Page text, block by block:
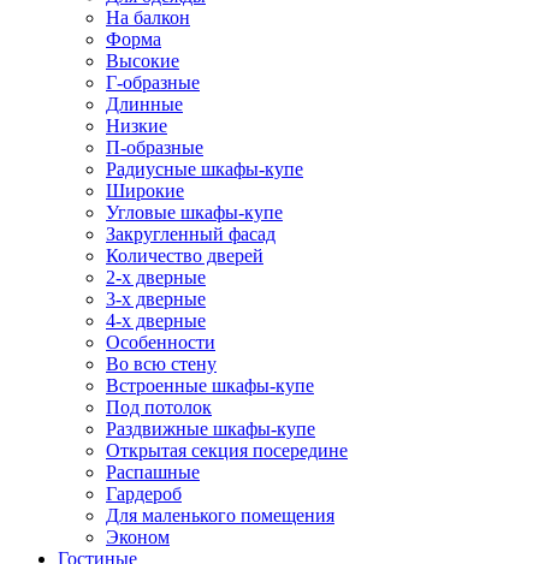
На балкон
Форма
Высокие
Г-образные
Длинные
Низкие
П-образные
Радиусные шкафы-купе
Широкие
Угловые шкафы-купе
Закругленный фасад
Количество дверей
2-х дверные
3-х дверные
4-х дверные
Особенности
Во всю стену
Встроенные шкафы-купе
Под потолок
Раздвижные шкафы-купе
Открытая секция посередине
Распашные
Гардероб
Для маленького помещения
Эконом
Гостиные